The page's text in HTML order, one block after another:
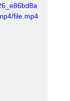
file.mp4